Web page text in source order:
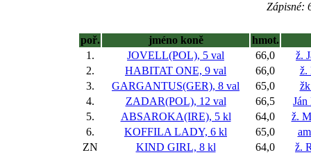
Zápisné:
poř. jméno koně
hmot.
1.
JOVELL(POL), 5 val 66,0
ž.
2.
HABITAT ONE, 9 val 66,0
ž.
3.
GARGANTUS(GER), 8 val 65,0
4.
ZADAR(POL), 12 val 66,5
5.
ABSAROKA(IRE), 5 kl 64,0
ž.
6.
KOFFILA LADY, 6 kl 65,0
ZN
KIND GIRL, 8 kl 64,0
ž.